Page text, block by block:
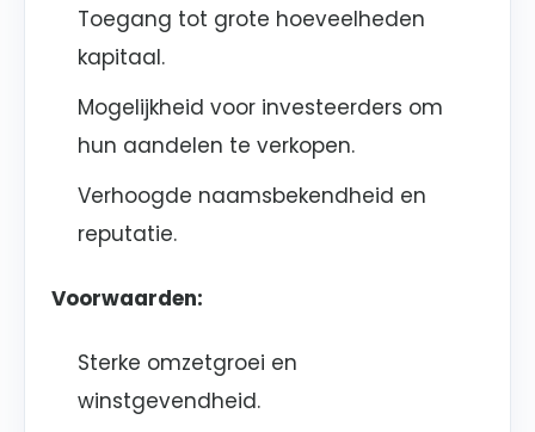
Toegang tot grote hoeveelheden
kapitaal.
Mogelijkheid voor investeerders om
hun aandelen te verkopen.
Verhoogde naamsbekendheid en
reputatie.
Voorwaarden:
Sterke omzetgroei en
winstgevendheid.